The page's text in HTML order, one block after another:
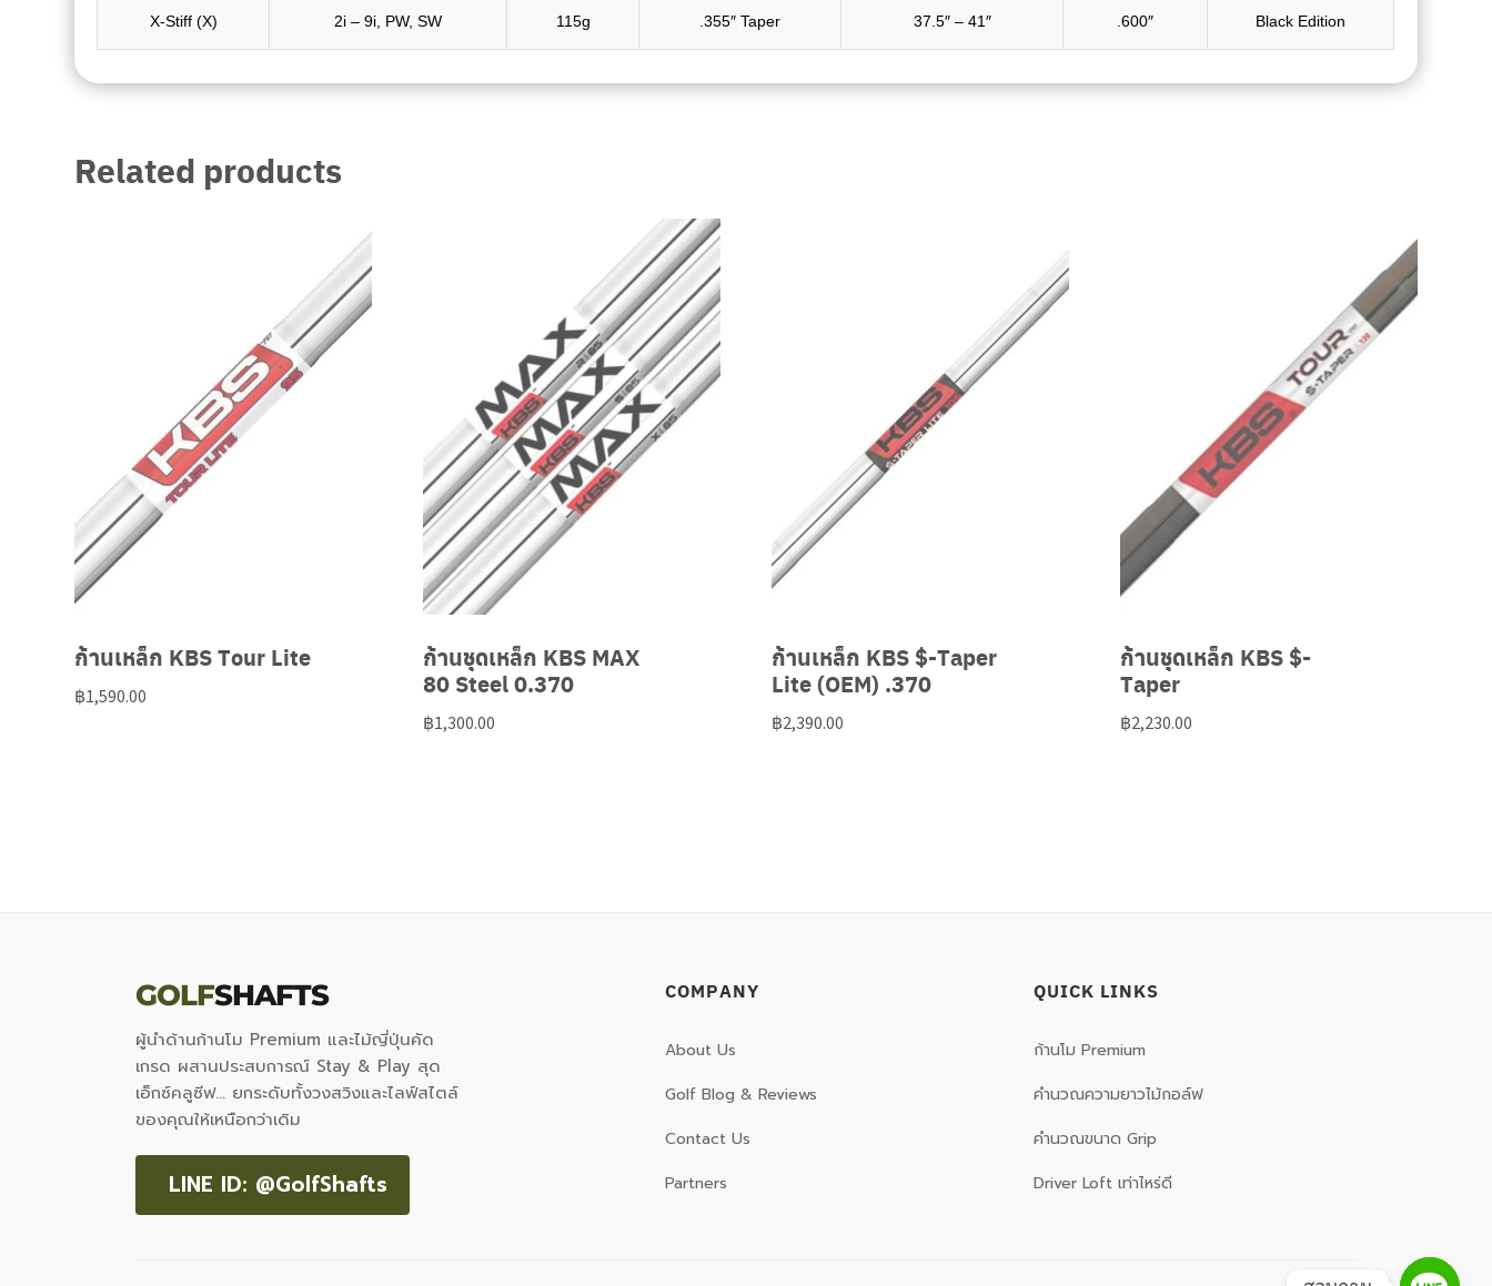
X-Stiff (X) 2i – 9i, PW, SW 115g .355″ Taper 37.5″ – 41″ .600″ Black Edition
Related products
ก้านเหล็ก KBS Tour Lite
฿1,590.00
ก้านชุดเหล็ก KBS MAX
80 Steel 0.370
฿1,300.00
ก้านเหล็ก KBS $-Taper
Lite (OEM) .370
฿2,390.00
ก้านชุดเหล็ก KBS $-
Taper
฿2,230.00
GOLFSHAFTS
ผู้นำด้านก้านโม Premium และไม้ญี่ปุ่นคัด
เกรด ผสานประสบการณ์ Stay & Play สุด
เอ็กซ์คลูซีฟ... ยกระดับทั้งวงสวิงและไลฟ์สไตล์
ของคุณให้เหนือกว่าเดิม
LINE ID: @GolfShafts
COMPANY
About Us
Golf Blog & Reviews
Contact Us
Partners
QUICK LINKS
ก้านโม Premium
คำนวณความยาวไม้กอล์ฟ
คำนวณขนาด Grip
Driver Loft เท่าไหร่ดี